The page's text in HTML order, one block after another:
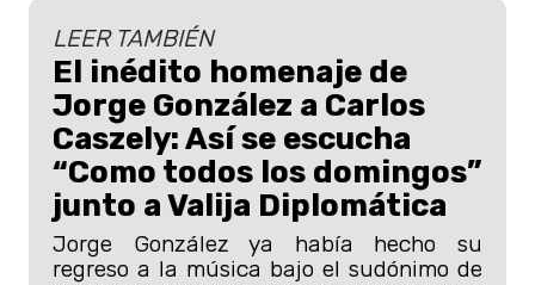
LEER TAMBIÉN
El inédito homenaje de
Jorge González a Carlos
Caszely: Así se escucha
“Como todos los domingos”
junto a Valija Diplomática
Jorge González ya había hecho su
regreso a la música bajo el sudónimo de